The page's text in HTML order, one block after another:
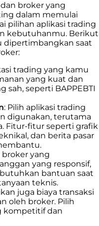
broker yang
dalam memulai
pilihan aplikasi trading
kebutuhanmu. Berikut
dipertimbangkan saat
trading yang kamu
yang kuat dan
sah, seperti BAPPEBTI
: Pilih aplikasi trading
digunakan, terutama
Fitur-fitur seperti grafik
dan berita pasar
broker yang
yang responsif,
bantuan saat
teknis.
juga biaya transaksi
oleh broker. Pilih
kompetitif dan